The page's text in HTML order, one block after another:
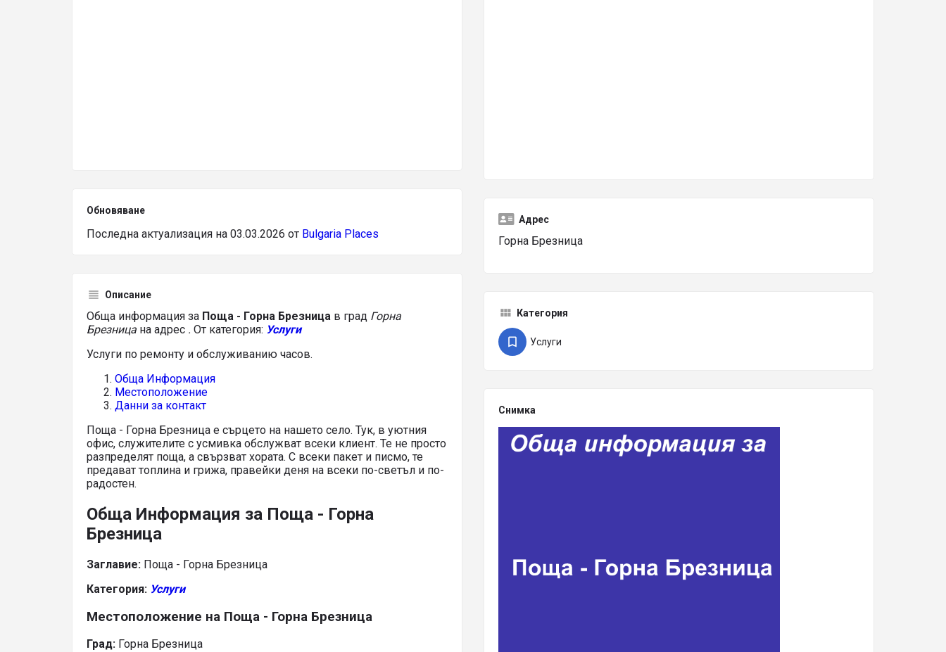
Обновяване
Последна актуализация на 03.03.2026 от Bulgaria Places
Описание
Обща информация за Поща - Горна Брезница в град Горна
Брезница на адрес . От категория: Услуги
Услуги по ремонту и обслуживанию часов.
Обща Информация
Местоположение
Данни за контакт
Поща - Горна Брезница е сърцето на нашето село. Тук, в уютния
офис, служителите с усмивка обслужват всеки клиент. Те не просто
разпределят поща, а свързват хората. С всеки пакет и писмо, те
предават топлина и грижа, правейки деня на всеки по-светъл и по-
радостен.
Обща Информация за Поща - Горна
Брезница
Заглавие: Поща - Горна Брезница
Категория: Услуги
Местоположение на Поща - Горна Брезница
Град: Горна Брезница
Адрес
Горна Брезница
Категория
Услуги
Снимка